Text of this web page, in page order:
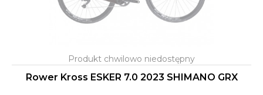
Rower Kross ESKER 7.0 2023 SHIMANO GRX